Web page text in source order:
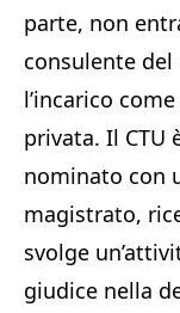
parte, non
consulente
l’incarico
privata. Il CTU
nominato con
magistrato,
svolge
giudice nella